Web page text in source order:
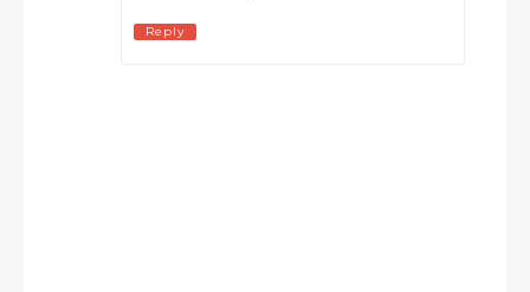
Reply